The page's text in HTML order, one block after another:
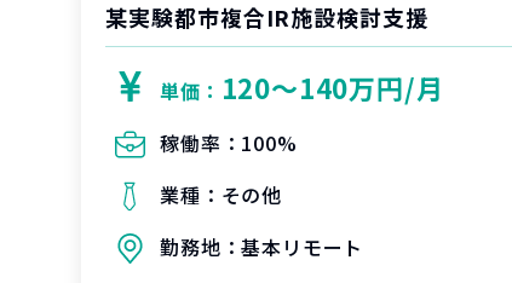
某実験都市複合IR施設検討支援
単価： 120〜140万円/月
稼働率： 100%
業種： その他
勤務地：基本リモート